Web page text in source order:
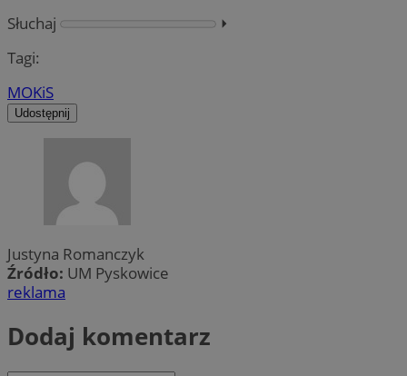
Słuchaj
⏵︎
Tagi:
MOKiS
Udostępnij
Justyna Romanczyk
Źródło: UM Pyskowice
reklama
Dodaj komentarz